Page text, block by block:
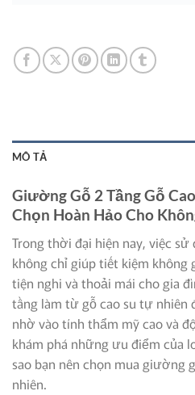
MÔ TẢ
Giường Gỗ 2 Tầng Gỗ
Chọn Hoàn Hảo Cho
Trong thời đại hiện nay, việc sử
không chỉ giúp tiết kiệm không
tiện nghi và thoải mái cho gia
tầng làm từ gỗ cao su tự
nhờ vào tính thẩm mỹ cao và
khám phá những ưu điểm của
sao bạn nên chọn mua giường
nhiên.